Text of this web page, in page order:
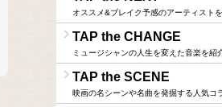
オススメ&ブレイク予感のアーティスト
TAP the CHANGE
ミュージシャンの人生を変えた音楽を紹
TAP the SCENE
映画の名シーンや名曲を発掘する人気コ